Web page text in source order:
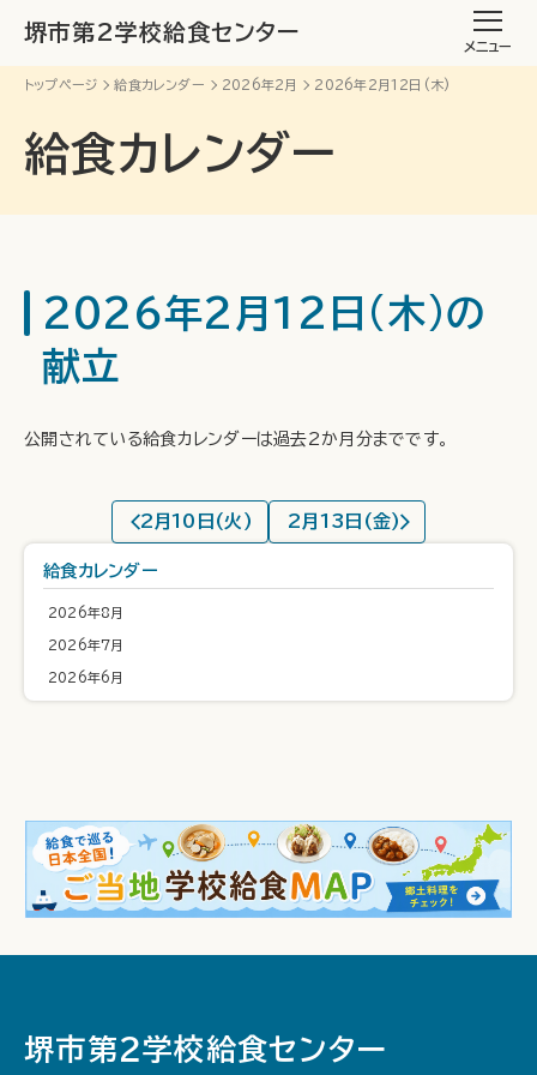
堺市第2学校給食センター
メニュー
トップページ 給食カレンダー 2026年2月 2026年2月12日(木)
給食カレンダー
2026年2月12日(木)の
献立
公開されている給食カレンダーは過去2か月分までです。
2月10日(火) 2月13日(金)
給食カレンダー
2026年8月
2026年7月
2026年6月
堺市第２学校給食センター